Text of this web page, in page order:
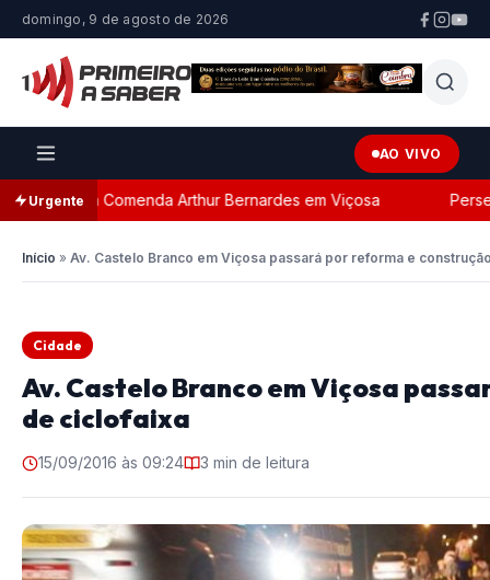
domingo, 9 de agosto de 2026
AO VIVO
Urgente
a Comenda Arthur Bernardes em Viçosa Perseguição
Início » Av. Castelo Branco em Viçosa passará por reforma e
Cidade
Av. Castelo Branco em Viçosa
de ciclofaixa
15/09/2016 às 09:24 3 min de leitura